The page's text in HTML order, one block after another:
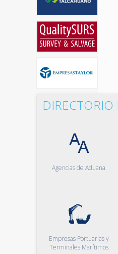
DIRECTORIO
Agencias de Aduana
Empresas Portuarias y
Terminales Marítimos